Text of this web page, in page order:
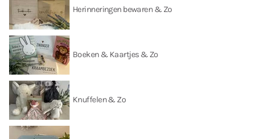
Herinneringen bewaren & Zo
Boeken & Kaartjes & Zo
Knuffelen & Zo